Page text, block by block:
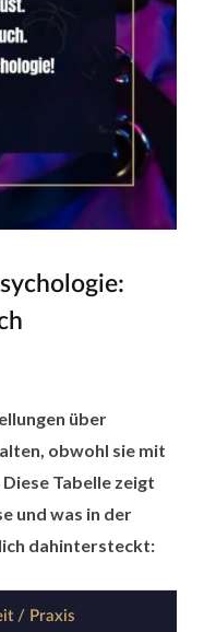
über
obwohl sie mit
Tabelle zeigt
und was in der
dahintersteckt:
/ Praxis